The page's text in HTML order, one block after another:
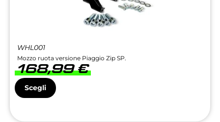
WHL001
Mozzo ruota versione Piaggio Zip SP.
168,99€
Scegli